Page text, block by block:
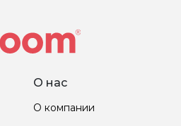
О нас
О компании